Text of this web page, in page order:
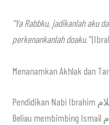
“Ya Rabbku, jadikanlah aku
perkenankanlah doaku.”
Menanamkan Akhlak dan
Pendidikan Nabi Ibrahim عليه السلام tidak hanya berbentuk perintah, namun juga membentuk karakter.
Beliau membimbing Ismail عليه السلام untuk siap menjalankan perintah, sabar, bertanggung jawab, dan